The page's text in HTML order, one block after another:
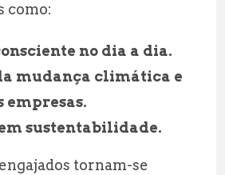
como:
no dia a dia.
mudança climática e
empresas.
sustentabilidade.
tornam-se